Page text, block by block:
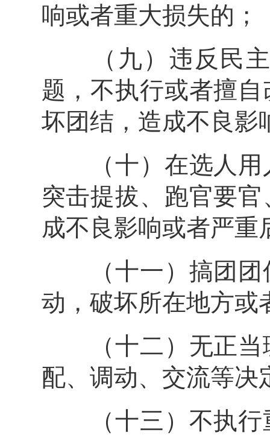
响或者重大损失的；
（九）违反民主
题，不执行或者擅
坏团结，造成不良影
（十）在选人用
突击提拔、跑官要
成不良影响或者严重
（十一）搞团团
动，破坏所在地方或
（十二）无正当
配、调动、交流等决
（十三）不执行